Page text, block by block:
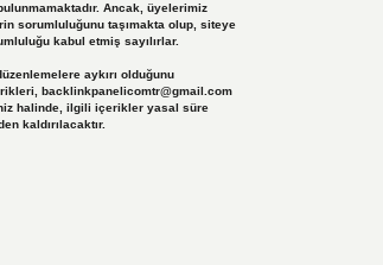
Ancak, üyelerimiz
sorumluluğunu taşımakta olup, siteye
kabul etmiş sayılırlar.
aykırı olduğunu
backlinkpanelicomtr@gmail.com
halinde, ilgili içerikler yasal süre
kaldırılacaktır.